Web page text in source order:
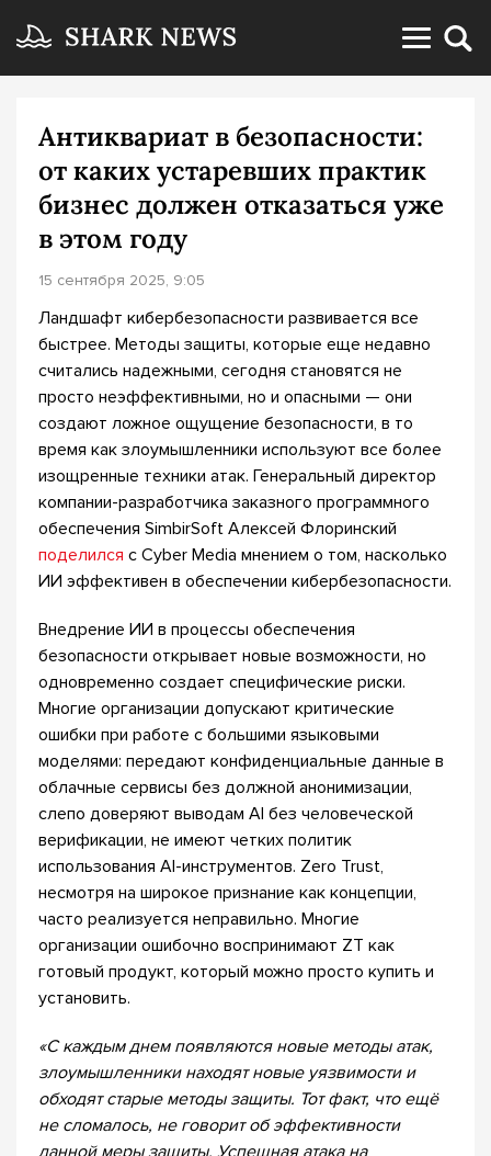
Антиквариат в безопасности:
от каких устаревших практик
бизнес должен отказаться уже
в этом году
15 сентября 2025, 9:05
Ландшафт кибербезопасности развивается все
быстрее. Методы защиты, которые еще недавно
считались надежными, сегодня становятся не
просто неэффективными, но и опасными — они
создают ложное ощущение безопасности, в то
время как злоумышленники используют все более
изощренные техники атак. Генеральный директор
компании-разработчика заказного программного
обеспечения SimbirSoft Алексей Флоринский
поделился с Cyber Media мнением о том, насколько
ИИ эффективен в обеспечении кибербезопасности.
Внедрение ИИ в процессы обеспечения
безопасности открывает новые возможности, но
одновременно создает специфические риски.
Многие организации допускают критические
ошибки при работе с большими языковыми
моделями: передают конфиденциальные данные в
облачные сервисы без должной анонимизации,
слепо доверяют выводам AI без человеческой
верификации, не имеют четких политик
использования AI-инструментов. Zero Trust,
несмотря на широкое признание как концепции,
часто реализуется неправильно. Многие
организации ошибочно воспринимают ZT как
готовый продукт, который можно просто купить и
установить.
«С каждым днем появляются новые методы атак,
злоумышленники находят новые уязвимости и
обходят старые методы защиты. Тот факт, что ещё
не сломалось, не говорит об эффективности
данной меры защиты. Успешная атака на